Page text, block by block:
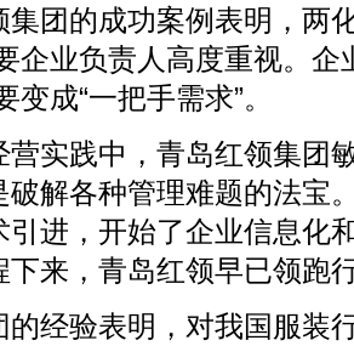
的成功案例表明，两化
企业负责人高度重视。企
变成“一把手需求”。
践中，青岛红领集团
破解各种管理难题的法宝
引进，开始了企业信息化
下来，青岛红领早已领跑
验表明，对我国服装